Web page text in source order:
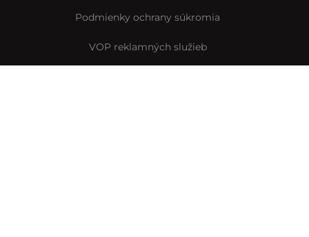
Podmienky ochrany súkromia
VOP reklamných služieb